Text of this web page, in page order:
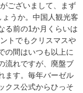
ございまして、まず
うか。中国人観光客
る前の1か月くらいは
トでもクリスマスや
の間はいつも以上に
流れですが、廃盤ブ
ます。毎年バーゼル
クス公式からひっそ